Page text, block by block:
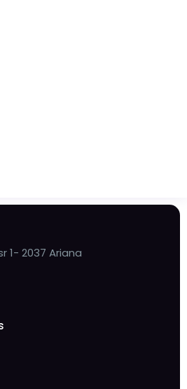
1- 2037 Ariana